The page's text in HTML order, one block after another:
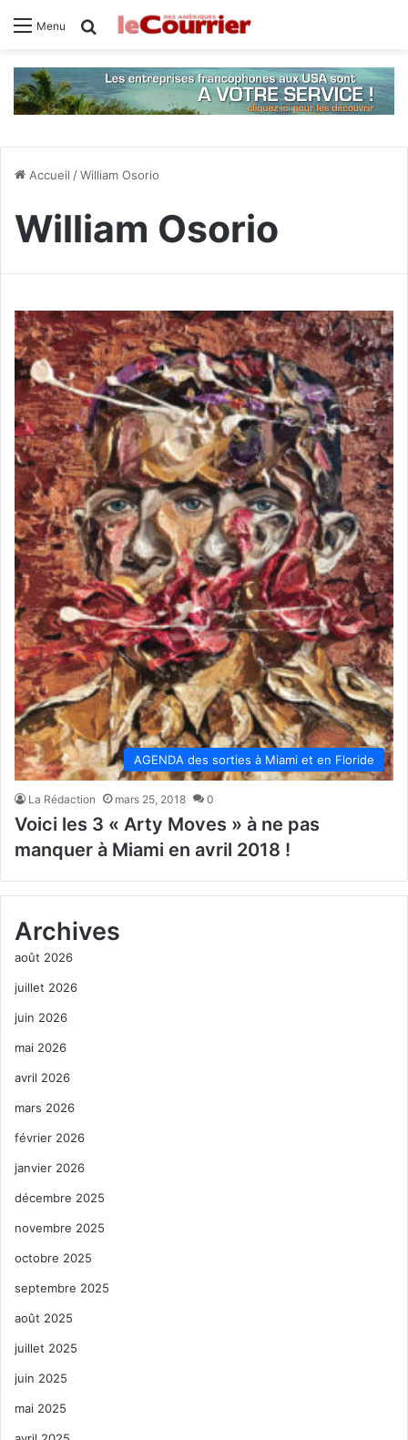
Menu Rechercher
Accueil /William Osorio
William Osorio
AGENDA des sorties à Miami et en Floride
La Rédaction mars 25, 2018 0
Voici les 3 « Arty Moves » à ne pas
manquer à Miami en avril 2018 !
Archives
août 2026
juillet 2026
juin 2026
mai 2026
avril 2026
mars 2026
février 2026
janvier 2026
décembre 2025
novembre 2025
octobre 2025
septembre 2025
août 2025
juillet 2025
juin 2025
mai 2025